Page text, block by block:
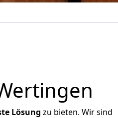
Lösung zu bieten. Wir sind